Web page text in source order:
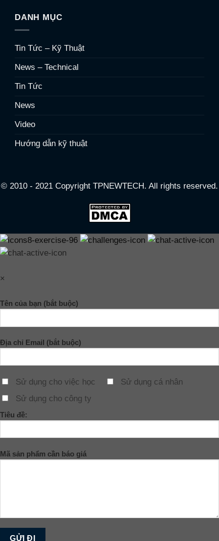
DANH MỤC
Tin Tức – Kỹ Thuật
News – Technical
Tin Tức
News
Video
Hướng dẫn kỹ thuật
© 2010 - 2021 Copyright TPNEWTECH. All rights reserved.
×
Tên của bạn (bắt buộc)
Địa chỉ Email (bắt buộc)
Sử dụng cho việc học
Sử dụng cá nhân
Sử dụng cho công ty
Tiêu đề:
Mã sản phẩm cần báo giá